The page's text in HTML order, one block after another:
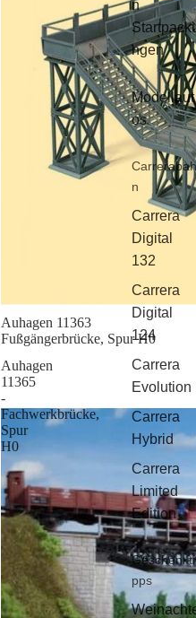
n
ngen
Modellaut
os
Carrerabah
n
Carrera
Digital
132
Carrera
Digital
124
Carrera
Evolution
Carrera
Hybrid
Carrera
Limited
Edition
Geschenkti
pps
Sale
Auhagen 11363
Fußgängerbrücke, Spur H0
Auhagen
11365
-
Fachwerkbrücke,
Spur
H0